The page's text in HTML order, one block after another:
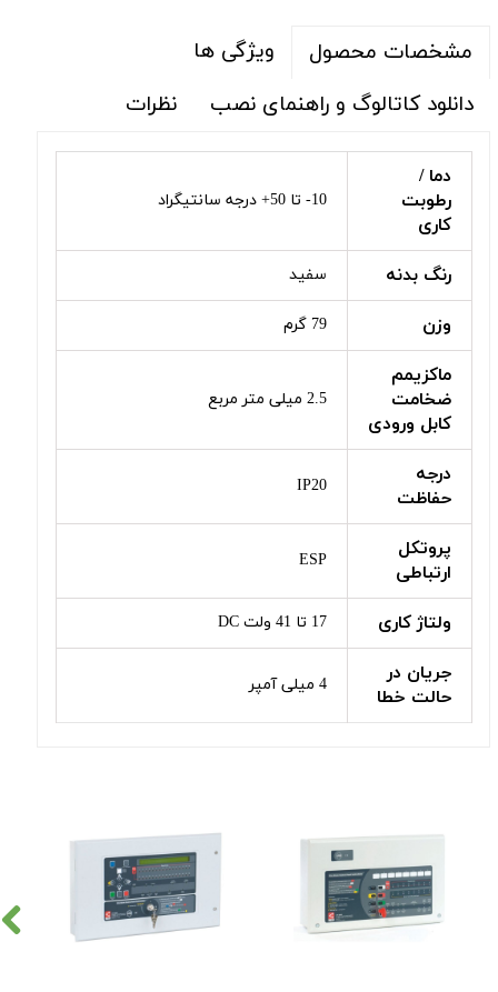
مشخصات محصول
ویژگی ها
دانلود کاتالوگ و راهنمای نصب
نظرات
دما /
رطوبت
کاری
10- تا 50+ درجه سانتیگراد
رنگ بدنه سفید
وزن 79 گرم
ماکزیمم
ضخامت
کابل ورودی
2.5 میلی متر مربع
درجه
حفاظت
IP20
پروتکل
ارتباطی
ESP
ولتاژ کاری 17 تا 41 ولت DC
جریان در
حالت خطا
4 میلی آمپر